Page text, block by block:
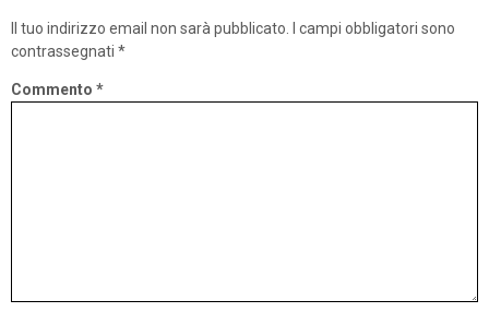
Il tuo indirizzo email non sarà pubblicato.
I campi obbligatori sono
contrassegnati *
Commento *